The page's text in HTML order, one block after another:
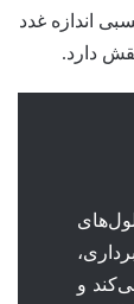
اندازه غدد
دارد.
و